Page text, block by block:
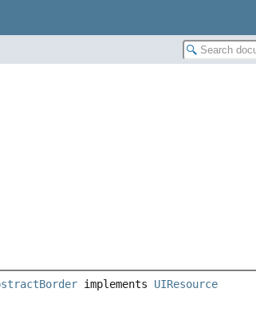
implements UIResource